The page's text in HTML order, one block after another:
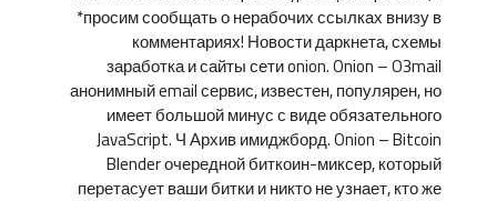
*просим сообщать о нерабочих ссылках внизу в
комментариях! Новости даркнета, схемы
заработка и сайты сети onion. Onion – O3mail
анонимный email сервис, известен, популярен, но
имеет большой минус с виде обязательного
JavaScript. Ч Архив имиджборд. Onion – Bitcoin
Blender очередной биткоин-миксер, который
перетасует ваши битки и никто не узнает, кто же